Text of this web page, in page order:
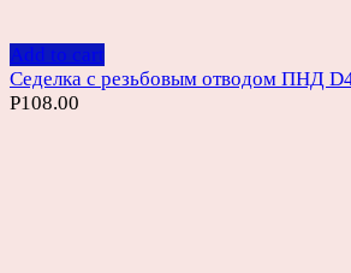
Add to cart
Седелка с резьбовым отводом ПНД
Р108.00